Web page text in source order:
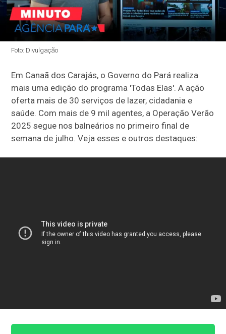
Foto: Divulgação
Em Canaã dos Carajás, o Governo do Pará realiza
mais uma edição do programa 'Todas Elas'. A ação
oferta mais de 30 serviços de lazer, cidadania e
saúde. Com mais de 9 mil agentes, a Operação Verão
2025 segue nos balneários no primeiro final de
semana de julho. Veja esses e outros destaques: